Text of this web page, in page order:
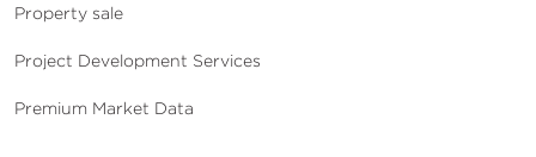
Property sale
Project Development Services
Premium Market Data